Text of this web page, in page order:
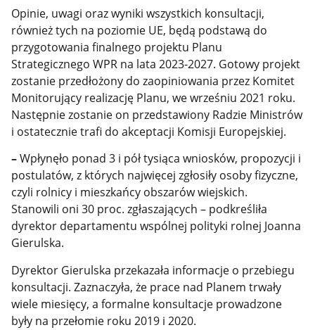
Opinie, uwagi oraz wyniki wszystkich konsultacji,
również tych na poziomie UE, będą podstawą do
przygotowania finalnego projektu Planu
Strategicznego WPR na lata 2023-2027. Gotowy projekt
zostanie przedłożony do zaopiniowania przez Komitet
Monitorujący realizację Planu, we wrześniu 2021 roku.
Następnie zostanie on przedstawiony Radzie Ministrów
i ostatecznie trafi do akceptacji Komisji Europejskiej.
–Wpłynęło ponad 3 i pół tysiąca wniosków, propozycji i
postulatów, z których najwięcej zgłosiły osoby fizyczne,
czyli rolnicy i mieszkańcy obszarów wiejskich.
Stanowili oni 30 proc. zgłaszających – podkreśliła
dyrektor departamentu wspólnej polityki rolnej Joanna
Gierulska.
Dyrektor Gierulska przekazała informacje o przebiegu
konsultacji. Zaznaczyła, że prace nad Planem trwały
wiele miesięcy, a formalne konsultacje prowadzone
były na przełomie roku 2019 i 2020.